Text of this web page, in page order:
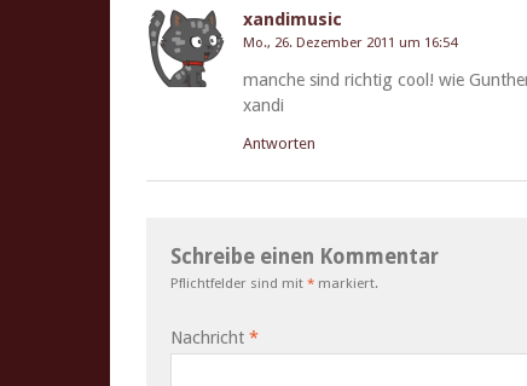
xandimusic
Mo., 26. Dezember 2011 um 16:54
manche sind richtig cool! wie
xandi
Antworten
Schreibe einen Kommentar
Pflichtfelder sind mit * markiert.
Nachricht *